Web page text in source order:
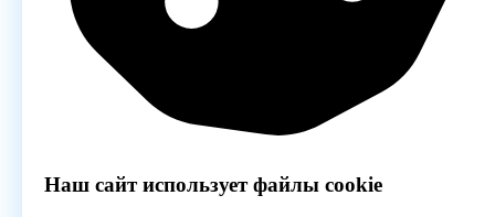
Наш сайт использует файлы cookie